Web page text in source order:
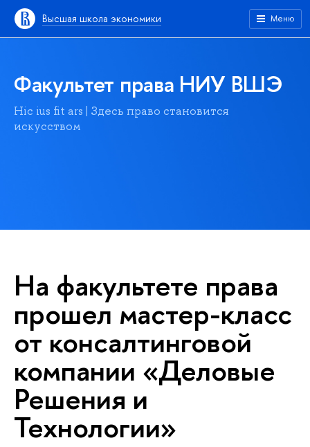
Высшая школа экономики Меню
Факультет права НИУ ВШЭ
Hic ius fit ars | Здесь право становится
искусством
На факультете права
прошел мастер-класс
от консалтинговой
компании «Деловые
Решения и
Технологии»